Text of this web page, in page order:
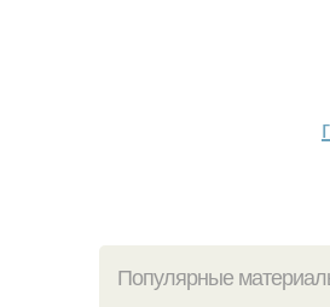
Популярные